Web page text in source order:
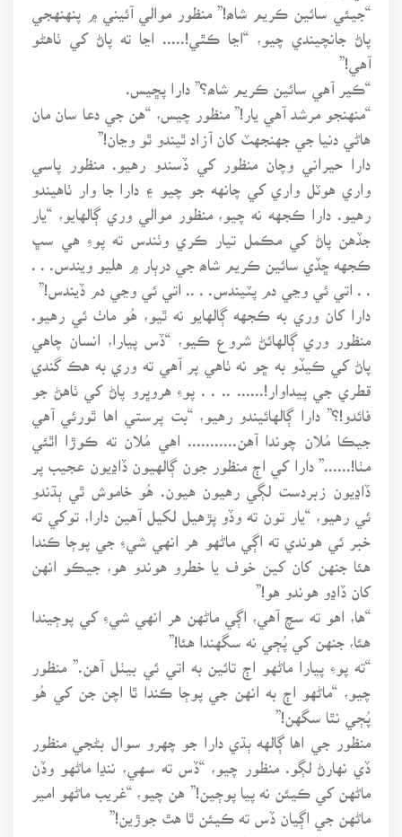
“جيئي سائين ڪريم شاھ!” منظور موالي آئيني ۾ پنهنهجي
پاڻ جانچيندي چيو، “اڃا ڪٿي!..... اڃا ته پاڻ کي ٺاهڻو
آهي!”
“ڪير آهي سائين ڪريم شاھ؟” دارا پڇيس.
“منهنجو مرشد آهي يار!” منظور چيس، “هن جي دعا سان مان
هاڻي دنيا جي جهنجهٽ کان آزاد ٿيندو ٿو وڃان!”
دارا حيراني وچان منظور کي ڏسندو رهيو. منظور پاسي
واري هوٽل واري کي چانهه جو چيو ۽ دارا جا وار ٺاهيندو
رهيو. دارا ڪجهه نه چيو، منظور موالي وري ڳالهايو، “يار
جڏهن پاڻ کي مڪمل تيار ڪري وٺندس ته پوءِ هي سڀ
ڪجهه ڇڏي سائين ڪريم شاھ جي درٻار ۾ هليو ويندس. . .
. . اتي ئي وڃي دم پٽيندس. . .. اتي ئي وڃي دم ڏيندس!”
دارا کان وري به ڪجهه ڳالهايو نه ٿيو، هُو ماٺ ئي رهيو.
منظور وري ڳالهائڻ شروع ڪيو، “ڏس پيارا، انسان چاهي
پاڻ کي ڪيڏو به ڇو نه ٺاهي پر آهي ته وري به هڪ گندي
قطري جي پيداوار!...... .. . . پوءِ هروڀرو پاڻ کي ٺاهڻ جو
فائدو!؟” دارا ڳالهائيندو رهيو، “بت پرستي اها ٿورئي آهي
جيڪا مُلان چوندا آهن........... اهي مُلان ته ڪوڙا اٿئي
مٺا!......” دارا کي اڄ منظور جون ڳالهيون ڏاڍيون عجيب پر
ڏاڍيون زبردست لڳي رهيون هيون. هُو خاموش ٿي ٻڌندو
ئي رهيو، “يار تون ته وڏو پڙهيل لکيل آهين دارا، توکي ته
خبر ئي هوندي ته اڳي ماڻهو هر انهي شيءِ جي پوڄا ڪندا
هئا جنهن کان کين خوف يا خطرو هوندو هو، جيڪو انهن
کان ڏاڍو هوندو هو!”
“ها، اهو ته سچ آهي، اڳي ماڻهن هر انهي شيءِ کي پوڄيندا
هئا، جنهن کي پُڄي نه سگهندا هئا!”
“ته پوءِ پيارا ماڻهو اڄ تائين به اتي ئي بيٺل آهن.” منظور
چيو، “ماڻهو اڄ به انهن جي پوڄا ڪندا ٿا اچن جن کي هُو
پُڄي نٿا سگهن!”
منظور جي اها ڳالهه ٻڌي دارا جو چهرو سوال بڻجي منظور
ڏي نهارڻ لڳو. منظور چيو، “ڏس ته سهي، ننڍا ماڻهو وڏن
ماڻهن کي ڪيئن نه پيا پوڄين!” هن چيو، “غريب ماڻهو امير
ماڻهن جي اڳيان ڏس ته ڪيئن ٿا هٿ جوڙين!”